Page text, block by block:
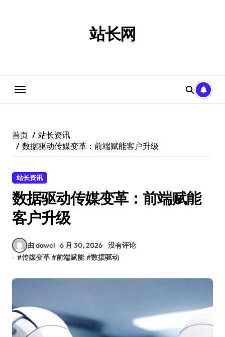
站长网
首页
站长资讯
数据驱动传媒变革：前端赋能客户升级
站长资讯
数据驱动传媒变革：前端赋能
客户升级
由 dawei 6 月 30, 2026 没有评论
#传媒变革 #前端赋能 #数据驱动